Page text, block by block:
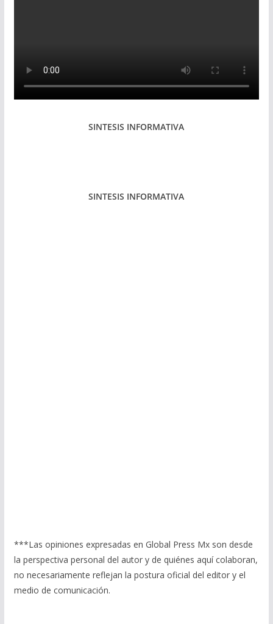
SINTESIS INFORMATIVA
SINTESIS INFORMATIVA
***Las opiniones expresadas en Global Press Mx son desde
la perspectiva personal del autor y de quiénes aquí colaboran,
no necesariamente reflejan la postura oficial del editor y el
medio de comunicación.